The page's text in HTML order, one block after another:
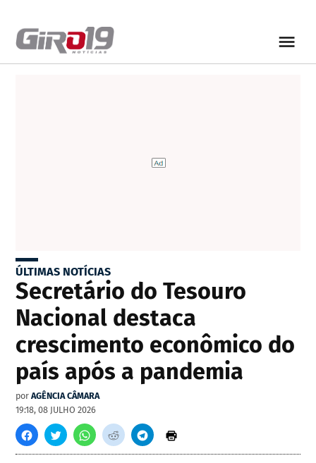
ÚLTIMAS NOTÍCIAS
Secretário do Tesouro
Nacional destaca
crescimento econômico do
país após a pandemia
por AGÊNCIA CÂMARA
19:18, 08 JULHO 2026